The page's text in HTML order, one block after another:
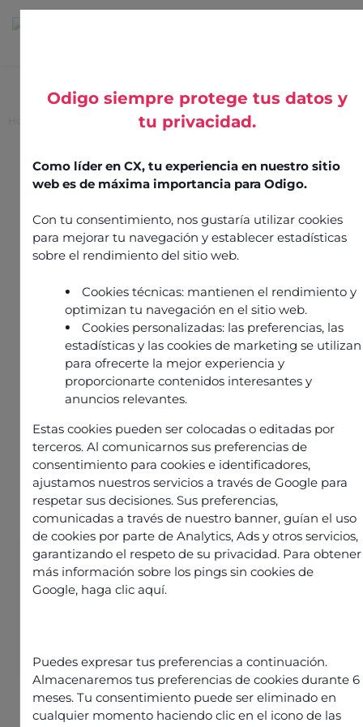
Odigo siempre protege tus datos y
tu privacidad.
Como líder en CX, tu experiencia en nuestro sitio
web es de máxima importancia para Odigo.
Con tu consentimiento, nos gustaría utilizar cookies
para mejorar tu navegación y establecer estadísticas
sobre el rendimiento del sitio web.
Cookies técnicas: mantienen el rendimiento y
optimizan tu navegación en el sitio web.
Cookies personalizadas: las preferencias, las
estadísticas y las cookies de marketing se utilizan
para ofrecerte la mejor experiencia y
proporcionarte contenidos interesantes y
anuncios relevantes.
Estas cookies pueden ser colocadas o editadas por
terceros. Al comunicarnos sus preferencias de
consentimiento para cookies e identificadores,
ajustamos nuestros servicios a través de Google para
respetar sus decisiones. Sus preferencias,
comunicadas a través de nuestro banner, guían el uso
de cookies por parte de Analytics, Ads y otros servicios,
garantizando el respeto de su privacidad. Para obtener
más información sobre los pings sin cookies de
Google, haga clic aquí.
Puedes expresar tus preferencias a continuación.
Almacenaremos tus preferencias de cookies durante 6
meses. Tu consentimiento puede ser eliminado en
cualquier momento haciendo clic en el icono de las
Microsoft Teams connector
Microsoft Teams
connector
20 May 2025TelecomsIntegration by Odigo
Information
Published on 20 May 2025